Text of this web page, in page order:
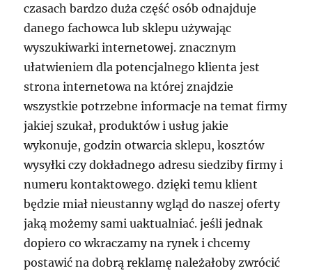
czasach bardzo duża część osób odnajduje
danego fachowca lub sklepu używając
wyszukiwarki internetowej. znacznym
ułatwieniem dla potencjalnego klienta jest
strona internetowa na której znajdzie
wszystkie potrzebne informacje na temat firmy
jakiej szukał, produktów i usług jakie
wykonuje, godzin otwarcia sklepu, kosztów
wysyłki czy dokładnego adresu siedziby firmy i
numeru kontaktowego. dzięki temu klient
będzie miał nieustanny wgląd do naszej oferty
jaką możemy sami uaktualniać. jeśli jednak
dopiero co wkraczamy na rynek i chcemy
postawić na dobrą reklamę należałoby zwrócić